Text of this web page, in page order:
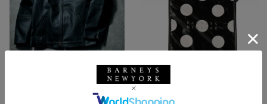
NEW
BARNEYS NEW YORK